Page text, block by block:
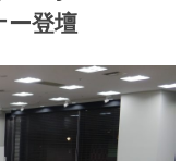
ー登壇